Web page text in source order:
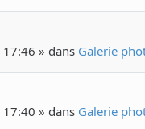
» dans Galerie
» dans Galerie